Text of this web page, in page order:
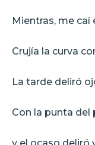
Mientras, me caí
Crujía la curva
La tarde deliró
Con la punta del
y el ocaso deliró